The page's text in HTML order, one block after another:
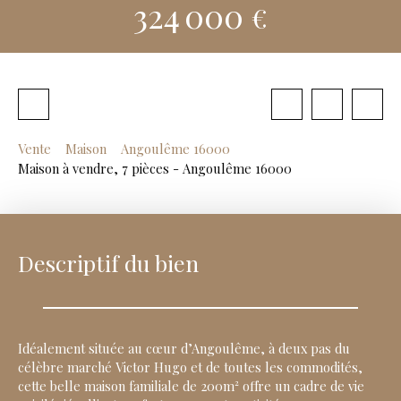
324 000 €
Vente Maison
Angoulême 16000
Maison à vendre, 7 pièces - Angoulême 16000
Descriptif du bien
Idéalement située au cœur d’Angoulême, à deux pas du
célèbre marché Victor Hugo et de toutes les commodités,
cette belle maison familiale de 200m² offre un cadre de vie